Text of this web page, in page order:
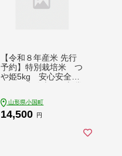
【令和８年産米 先行
予約】特別栽培米 つ
や姫5kg 安心安全な
山形県小国町
14,500 円